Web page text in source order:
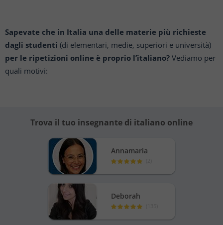
Sapevate che in Italia una delle materie più richieste
dagli studenti (di elementari, medie, superiori e università)
per le ripetizioni online è proprio l’italiano? Vediamo per
quali motivi:
Trova il tuo insegnante di italiano online
Annamaria
Deborah